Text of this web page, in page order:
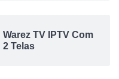
Warez TV IPTV Com
2 Telas